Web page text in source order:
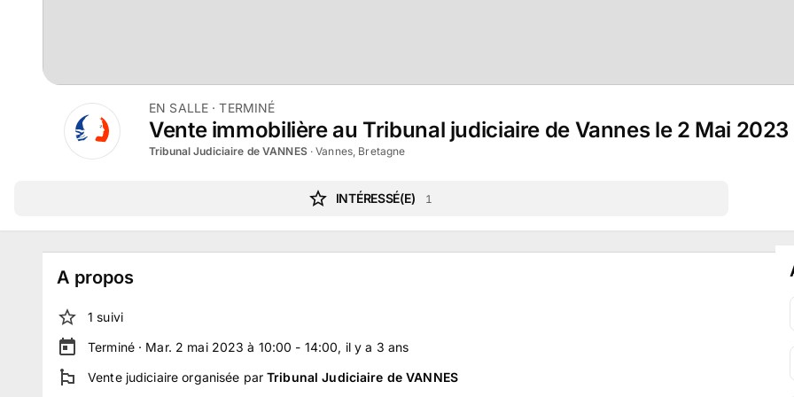
EN SALLE · TERMINÉ
Vente immobilière au Tribunal judiciaire de Vannes le 2 Mai 2023
Tribunal Judiciaire de VANNES·Vannes, Bretagne
INTÉRESSÉ(E) 1
A propos
1 suivi
Terminé · Mar. 2 mai 2023 à 10:00 - 14:00, il y a 3 ans
Vente judiciaire organisée parTribunal Judiciaire de VANNES